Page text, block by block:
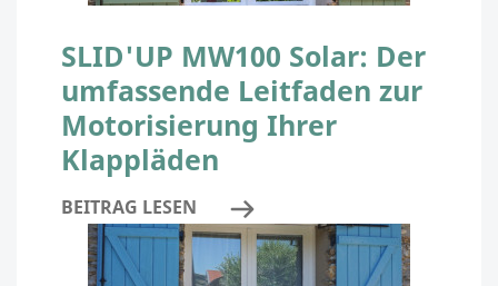
SLID'UP MW100 Solar: Der
umfassende Leitfaden zur
Motorisierung Ihrer
Klappläden
BEITRAG LESEN